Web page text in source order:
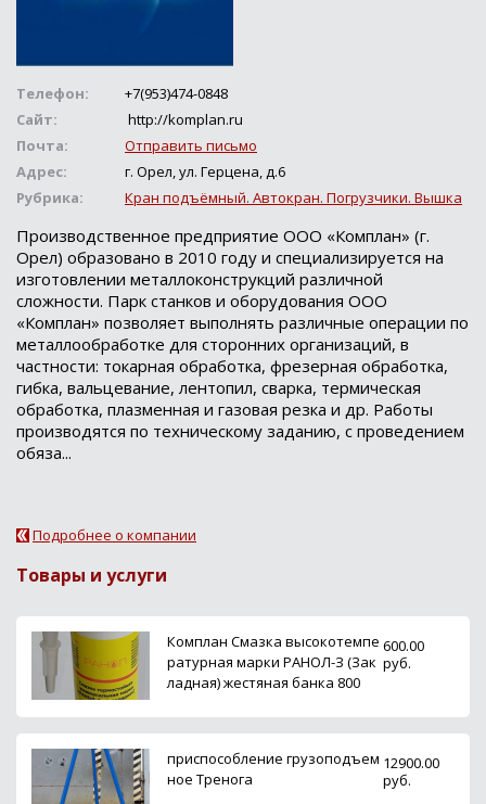
Телефон:
+7(953)474-0848
Сайт:
http://komplan.ru
Почта:
Отправить письмо
Адрес:
г. Орел, ул. Герцена, д.6
Рубрика:
Кран подъёмный. Автокран. Погрузчики. Вышка
Производственное предприятие ООО «Комплан» (г.
Орел) образовано в 2010 году и специализируется на
изготовлении металлоконструкций различной
сложности. Парк станков и оборудования ООО
«Комплан» позволяет выполнять различные операции по
металлообработке для сторонних организаций, в
частности: токарная обработка, фрезерная обработка,
гибка, вальцевание, лентопил, сварка, термическая
обработка, плазменная и газовая резка и др. Работы
производятся по техническому заданию, с проведением
обяза...
Подробнее о компании
Товары и услуги
Комплан Смазка высокотемпе
ратурная марки РАНОЛ-З (Зак
ладная) жестяная банка 800
600.00
руб.
приспособление грузоподъем
ное Тренога
12900.00
руб.